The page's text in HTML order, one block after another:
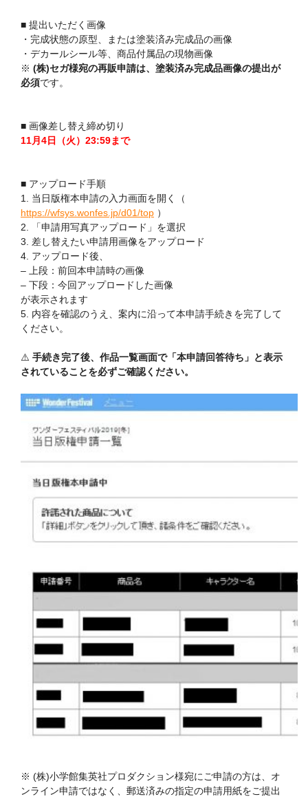
■ 提出いただく画像
・完成状態の原型、または塗装済み完成品の画像
・デカールシール等、商品付属品の現物画像
※ (株)セガ様宛の再販申請は、塗装済み完成品画像の提出が
必須です。
■ 画像差し替え締め切り
11月4日（火）23:59まで
■ アップロード手順
1. 当日版権本申請の入力画面を開く（
https://wfsys.wonfes.jp/d01/top ）
2. 「申請用写真アップロード」を選択
3. 差し替えたい申請用画像をアップロード
4. アップロード後、
– 上段：前回本申請時の画像
– 下段：今回アップロードした画像
が表示されます
5. 内容を確認のうえ、案内に沿って本申請手続きを完了して
ください。
⚠️ 手続き完了後、作品一覧画面で「本申請回答待ち」と表示
されていることを必ずご確認ください。
※ (株)小学館集英社プロダクション様宛にご申請の方は、オ
ンライン申請ではなく、郵送済みの指定の申請用紙をご提出